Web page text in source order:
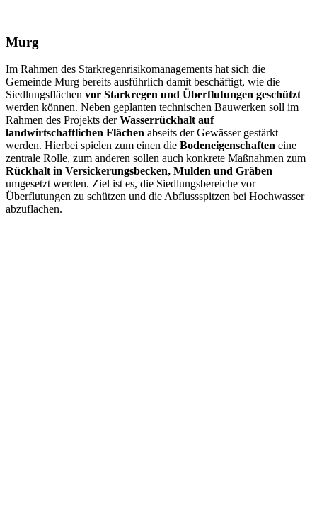
Murg
Im Rahmen des Starkregenrisikomanagements hat sich die
Gemeinde Murg bereits ausführlich damit beschäftigt, wie die
Siedlungsflächen vor Starkregen und Überflutungen geschützt
werden können. Neben geplanten technischen Bauwerken soll im
Rahmen des Projekts derWasserrückhalt auf
landwirtschaftlichen Flächen abseits der Gewässer gestärkt
werden. Hierbei spielen zum einen die Bodeneigenschaften eine
zentrale Rolle, zum anderen sollen auch konkrete Maßnahmen zum
Rückhalt in Versickerungsbecken, Mulden und Gräben
umgesetzt werden. Ziel ist es, die Siedlungsbereiche vor
Überflutungen zu schützen und die Abflussspitzen bei Hochwasser
abzuflachen.